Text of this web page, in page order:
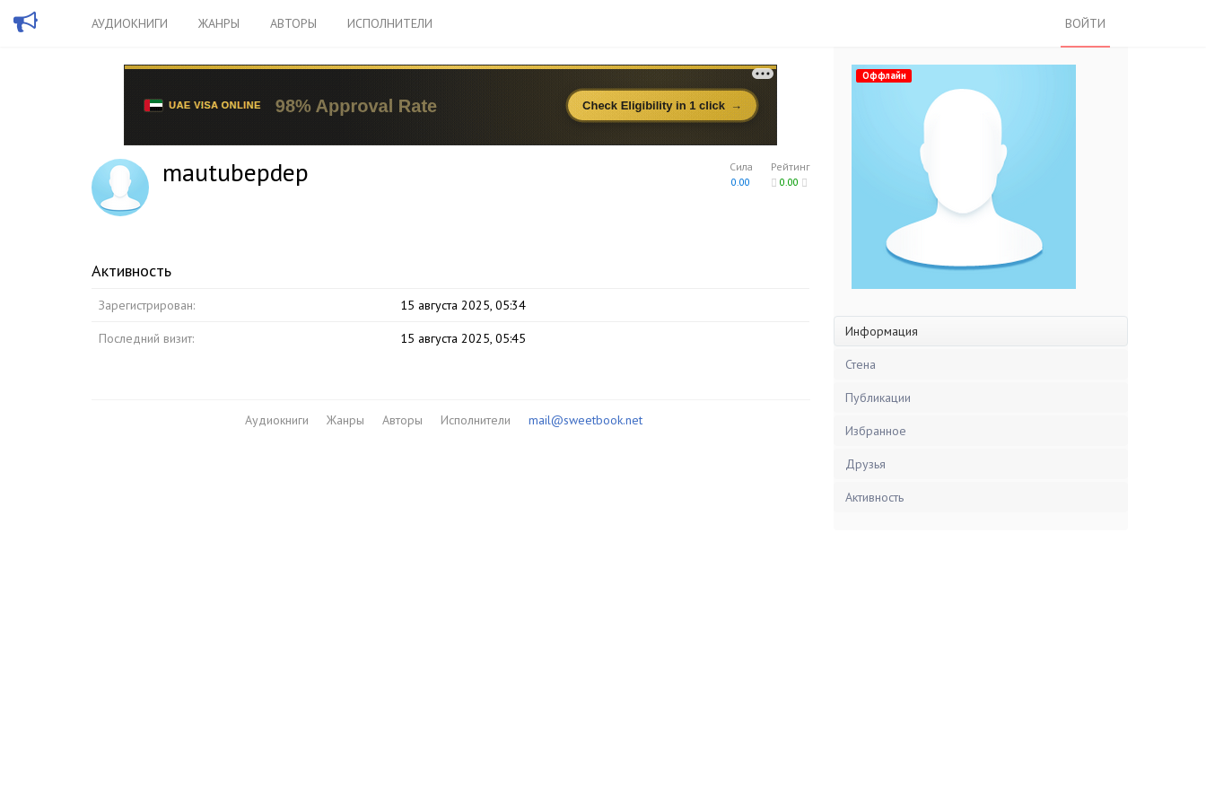
АУДИОКНИГИ ЖАНРЫ АВТОРЫ ИСПОЛНИТЕЛИ ВОЙТИ
Рейтинг
0.00
Сила
0.00
mautubepdep
Активность
Зарегистрирован: 15 августа 2025, 05:34
Последний визит: 15 августа 2025, 05:45
Аудиокниги Жанры Авторы Исполнители mail@sweetbook.net
Оффлайн
Информация
Стена
Публикации
Избранное
Друзья
Активность